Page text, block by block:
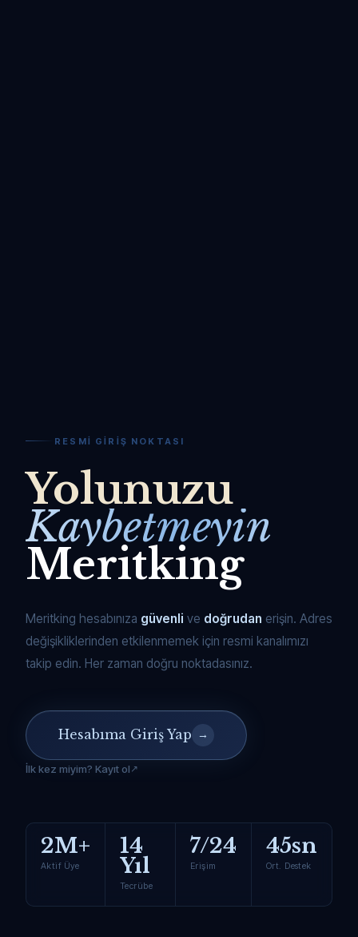
RESMI GIRIŞ NOKTASI
Yolunuzu
Kaybetmeyin
Meritking
Meritking hesabınıza güvenli ve doğrudan erişin. Adres
değişikliklerinden etkilenmemek için resmi kanalımızı
takip edin. Her zaman doğru noktadasınız.
Hesabıma Giriş Yap →
İlk kez miyim? Kayıt ol
2M+
Aktif Üye
14
Yıl
Tecrübe
7/24
Erişim
45sn
Ort. Destek